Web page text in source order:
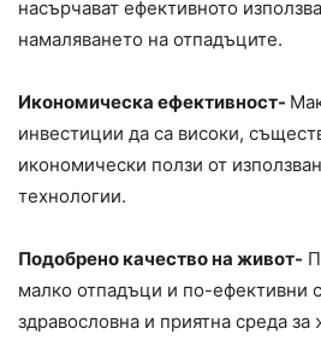
насърчават ефективното
намаляването на отпадъците.
Икономическа ефективност-
инвестиции да са високи,
икономически ползи от
технологии.
Подобрено качество на живот-
малко отпадъци и по-ефективни
здравословна и приятна среда за